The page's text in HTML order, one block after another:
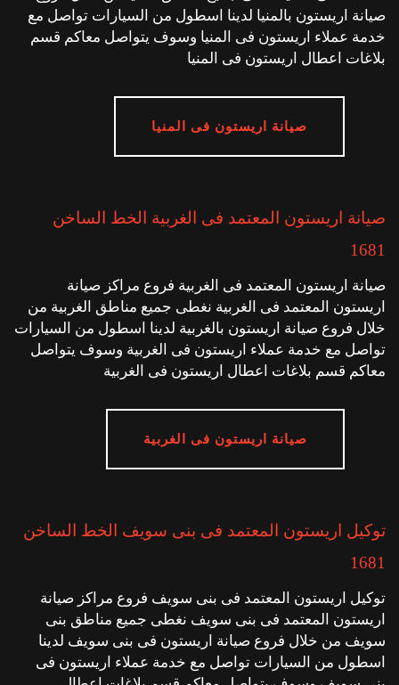
صيانة اريستون بالمنيا لدينا اسطول من السيارات تواصل مع
خدمة عملاء اريستون فى المنيا وسوف يتواصل معاكم قسم
بلاغات اعطال اريستون فى المنيا
صيانة اريستون فى المنيا
صيانة اريستون المعتمد فى الغربية الخط الساخن
1681
صيانة اريستون المعتمد فى الغربية فروع مراكز صيانة
اريستون المعتمد فى الغربية نغطى جميع مناطق الغربية من
خلال فروع صيانة اريستون بالغربية لدينا اسطول من السيارات
تواصل مع خدمة عملاء اريستون فى الغربية وسوف يتواصل
معاكم قسم بلاغات اعطال اريستون فى الغربية
صيانة اريستون فى الغربية
توكيل اريستون المعتمد فى بنى سويف الخط الساخن
1681
توكيل اريستون المعتمد فى بنى سويف فروع مراكز صيانة
اريستون المعتمد فى بنى سويف نغطى جميع مناطق بنى
سويف من خلال فروع صيانة اريستون فى بنى سويف لدينا
اسطول من السيارات تواصل مع خدمة عملاء اريستون فى